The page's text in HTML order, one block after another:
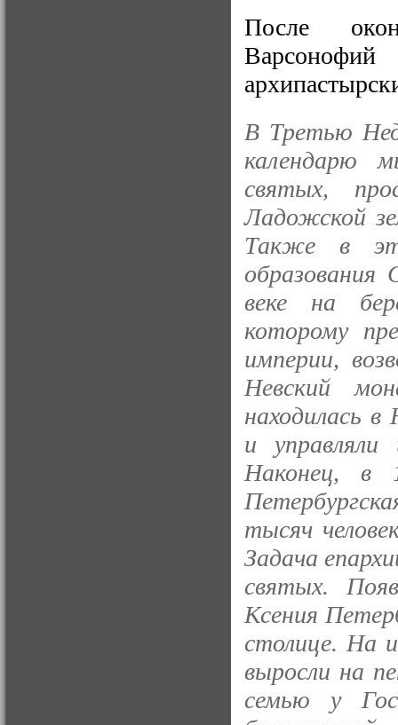
После
В Третью
календарю
святых,
Ладожской
Также в
образования
веке на
которому
империи,
Невский
находилась
и управляли
Наконец, в
тысяч
Задача
святых.
Ксения
столице. На
выросли на
семью у